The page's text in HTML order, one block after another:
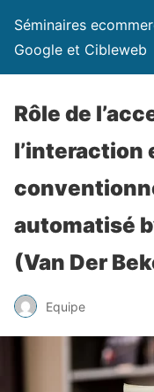
Séminaires
Google et Cibleweb
Rôle de
l’interaction
automatisé
(Van Der
Equipe